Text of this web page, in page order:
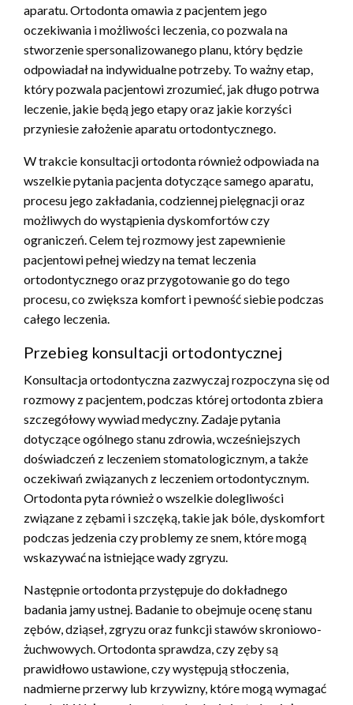
aparatu. Ortodonta omawia z pacjentem jego
oczekiwania i możliwości leczenia, co pozwala na
stworzenie spersonalizowanego planu, który będzie
odpowiadał na indywidualne potrzeby. To ważny etap,
który pozwala pacjentowi zrozumieć, jak długo potrwa
leczenie, jakie będą jego etapy oraz jakie korzyści
przyniesie założenie aparatu ortodontycznego.
W trakcie konsultacji ortodonta również odpowiada na
wszelkie pytania pacjenta dotyczące samego aparatu,
procesu jego zakładania, codziennej pielęgnacji oraz
możliwych do wystąpienia dyskomfortów czy
ograniczeń. Celem tej rozmowy jest zapewnienie
pacjentowi pełnej wiedzy na temat leczenia
ortodontycznego oraz przygotowanie go do tego
procesu, co zwiększa komfort i pewność siebie podczas
całego leczenia.
Przebieg konsultacji ortodontycznej
Konsultacja ortodontyczna zazwyczaj rozpoczyna się od
rozmowy z pacjentem, podczas której ortodonta zbiera
szczegółowy wywiad medyczny. Zadaje pytania
dotyczące ogólnego stanu zdrowia, wcześniejszych
doświadczeń z leczeniem stomatologicznym, a także
oczekiwań związanych z leczeniem ortodontycznym.
Ortodonta pyta również o wszelkie dolegliwości
związane z zębami i szczęką, takie jak bóle, dyskomfort
podczas jedzenia czy problemy ze snem, które mogą
wskazywać na istniejące wady zgryzu.
Następnie ortodonta przystępuje do dokładnego
badania jamy ustnej. Badanie to obejmuje ocenę stanu
zębów, dziąseł, zgryzu oraz funkcji stawów skroniowo-
żuchwowych. Ortodonta sprawdza, czy zęby są
prawidłowo ustawione, czy występują stłoczenia,
nadmierne przerwy lub krzywizny, które mogą wymagać